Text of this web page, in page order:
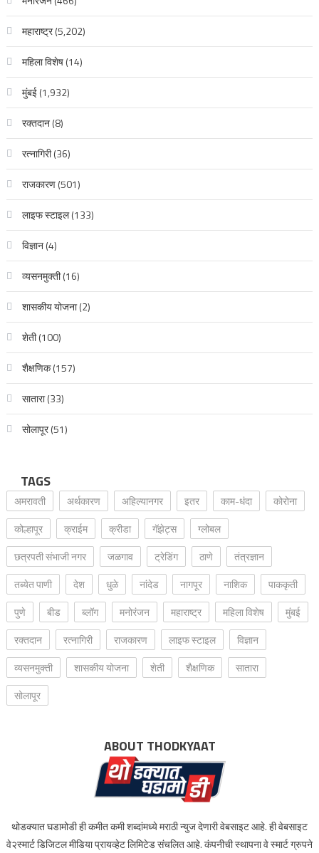
महाराष्ट्र(5,202)
महिला विशेष(14)
मुंबई(1,932)
रक्‍तदान(8)
रत्नागिरी(36)
राजकारण(501)
लाइफ स्टाइल(133)
विज्ञान(4)
व्यसनमुक्ती(16)
शासकीय योजना(2)
शेती(100)
शैक्षणिक(157)
सातारा(33)
सोलापूर(51)
TAGS
अमरावती अर्थकारण अहिल्यानगर इतर काम-धंदा
कोरोना
कोल्हापूर
क्राईम क्रीडा गॅझेट्स
ग्लोबल
छत्रपती संभाजी नगर
जळगाव ट्रेडिंग ठाणे
तंत्रज्ञान
तब्येत पाणी
देश धुळे नांदेड नागपूर नाशिक
पाककृती
पुणे
बीड ब्लॉग मनोरंजन महाराष्ट्र महिला विशेष
मुंबई
रक्‍तदान
रत्नागिरी राजकारण लाइफ स्टाइल
विज्ञान
व्यसनमुक्ती
शासकीय योजना शेती शैक्षणिक
सातारा
सोलापूर
ABOUT THODKYAAT
थोडक्यात घडामोडी ही कमीत कमी शब्दांमध्ये मराठी न्युज देणारी वेबसाइट आहे. ही वेबसाइट
वे२स्मार्ट डिजिटल मीडिया प्रायव्हेट लिमिटेड संचलित आहे. कंपनीची स्थापना वे स्मार्ट ग्रुपने